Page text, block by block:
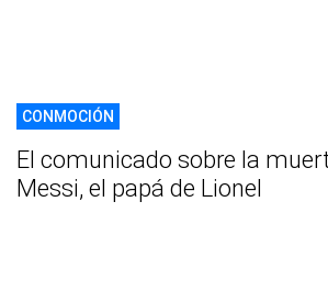
CONMOCIÓN
El comunicado sobre la
Messi, el papá de Lionel